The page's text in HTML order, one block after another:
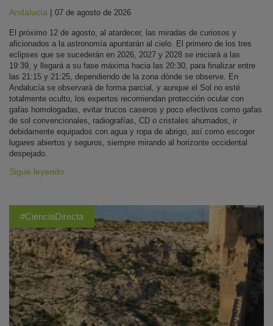
Andalucía | 07 de agosto de 2026
El próximo 12 de agosto, al atardecer, las miradas de curiosos y
aficionados a la astronomía apuntarán al cielo. El primero de los tres
eclipses que se sucederán en 2026, 2027 y 2028 se iniciará a las
19:39, y llegará a su fase máxima hacia las 20:30, para finalizar entre
las 21:15 y 21:25, dependiendo de la zona dónde se observe. En
Andalucía se observará de forma parcial, y aunque el Sol no esté
totalmente oculto, los expertos recomiendan protección ocular con
gafas homologadas, evitar trucos caseros y poco efectivos como gafas
de sol convencionales, radiografías, CD o cristales ahumados, ir
debidamente equipados con agua y ropa de abrigo, así como escoger
lugares abiertos y seguros, siempre mirando al horizonte occidental
despejado.
Sigue leyendo
#CienciaDirecta